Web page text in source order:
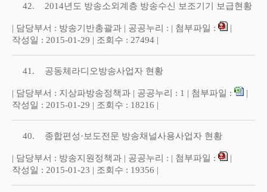
42. 2014년도 방송소외계층 방송수신 보조기기 보급현황
| 담당부서 : 방송기반총괄과 | 공공누리 : | 첨부파일 :
|
작성일 : 2015-01-29 | 조회수 : 27494 |
41. 공동체라디오방송사업자 현황
| 담당부서 : 지상파방송정책과 | 공공누리 : 1 | 첨부파일 :
|
작성일 : 2015-01-29 | 조회수 : 18216 |
40. 종합편성·보도전문 방송채널사용사업자 현황
| 담당부서 : 방송지원정책과 | 공공누리 : | 첨부파일 :
|
작성일 : 2015-01-23 | 조회수 : 19356 |